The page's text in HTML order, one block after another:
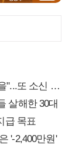
소신 발언
살해한 30대
급 목표
'-2,400만원'